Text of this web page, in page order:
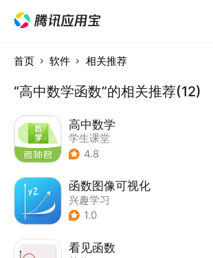
首页 软件 相关推荐
“高中数学函数”的相关推荐(12)
高中数学
学生课堂
4.8
函数图像可视化
兴趣学习
1.0
看见函数